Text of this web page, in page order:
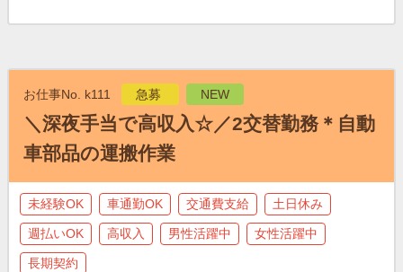
お仕事No. k111 急募 NEW
＼深夜手当で高収入☆／2交替勤務＊自動
車部品の運搬作業
未経験OK 車通勤OK 交通費支給 土日休み
週払いOK 高収入 男性活躍中 女性活躍中
長期契約